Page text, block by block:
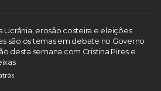
Ucrânia, erosão costeira e eleições
são os temas em debate no Governo
desta semana com Cristina Pires e